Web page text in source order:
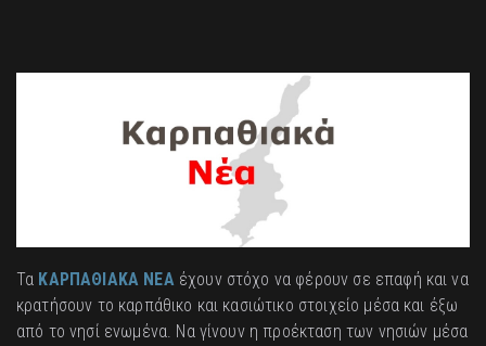
Τα ΚΑΡΠΑΘΙΑΚΑ ΝΕΑέχουν στόχο να φέρουν σε επαφή και να
κρατήσουν το καρπάθικο και κασιώτικο στοιχείο μέσα και έξω
από το νησί ενωμένα. Να γίνουν η προέκταση των νησιών μέσα